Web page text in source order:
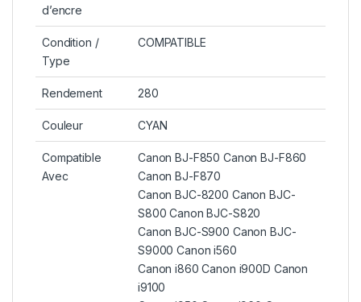
d’encre
Condition /
Type
COMPATIBLE
Rendement 280
Couleur CYAN
Compatible
Avec
Canon BJ-F850 Canon BJ-F860
Canon BJ-F870
Canon BJC-8200 Canon BJC-
S800 Canon BJC-S820
Canon BJC-S900 Canon BJC-
S9000 Canon i560
Canon i860 Canon i900D Canon
i9100